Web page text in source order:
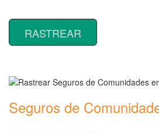
RASTREAR
Seguros de